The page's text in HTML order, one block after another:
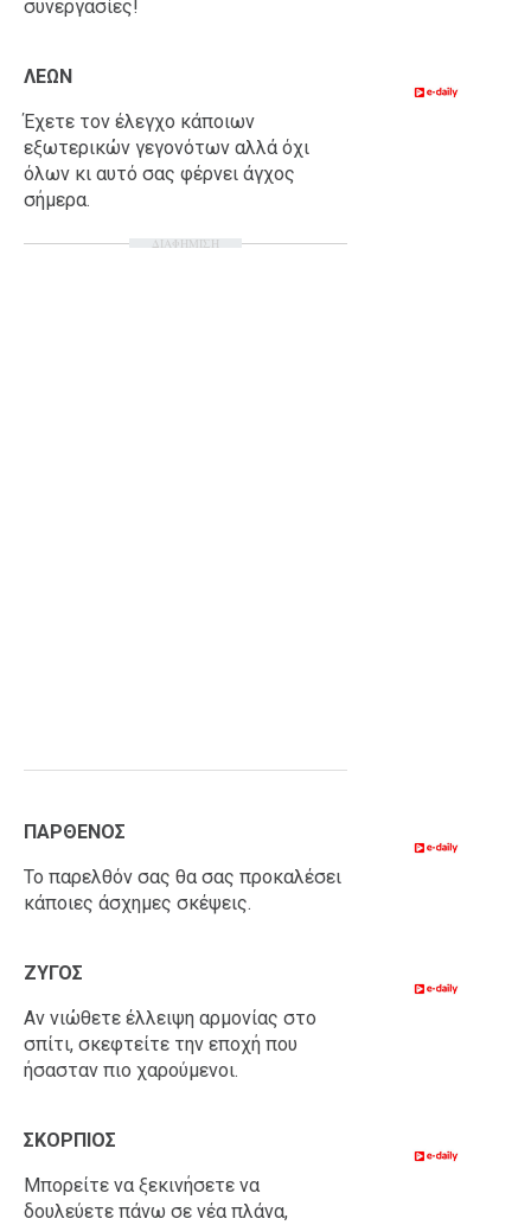
συνεργασίες!
ΛΕΩΝ
Έχετε τον έλεγχο κάποιων
εξωτερικών γεγονότων αλλά όχι
όλων κι αυτό σας φέρνει άγχος
σήμερα.
ΔΙΑΦΗΜΙΣΗ
ΠΑΡΘΕΝΟΣ
Το παρελθόν σας θα σας προκαλέσει
κάποιες άσχημες σκέψεις.
ΖΥΓΟΣ
Αν νιώθετε έλλειψη αρμονίας στο
σπίτι, σκεφτείτε την εποχή που
ήσασταν πιο χαρούμενοι.
ΣΚΟΡΠΙΟΣ
Μπορείτε να ξεκινήσετε να
δουλεύετε πάνω σε νέα πλάνα,